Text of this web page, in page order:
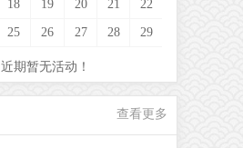
18 19 20 21 22
25 26 27 28 29
近期暂无活动！
查看更多